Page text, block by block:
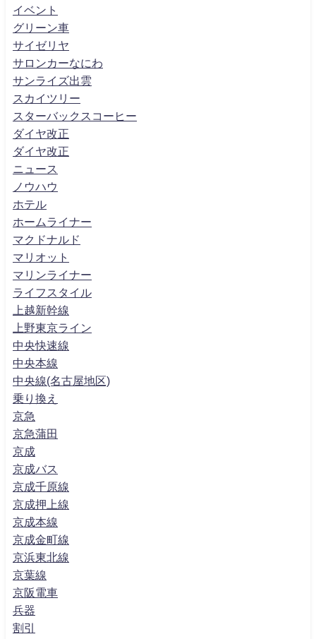
イベント
グリーン車
サイゼリヤ
サロンカーなにわ
サンライズ出雲
スカイツリー
スターバックスコーヒー
ダイヤ改正
ダイヤ改正
ニュース
ノウハウ
ホテル
ホームライナー
マクドナルド
マリオット
マリンライナー
ライフスタイル
上越新幹線
上野東京ライン
中央快速線
中央本線
中央線(名古屋地区)
乗り換え
京急
京急蒲田
京成
京成バス
京成千原線
京成押上線
京成本線
京成金町線
京浜東北線
京葉線
京阪電車
兵器
割引